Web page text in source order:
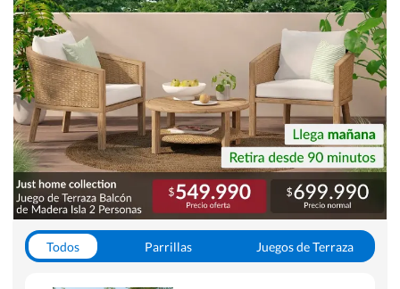
Todos Parrillas
Juegos de Terraza